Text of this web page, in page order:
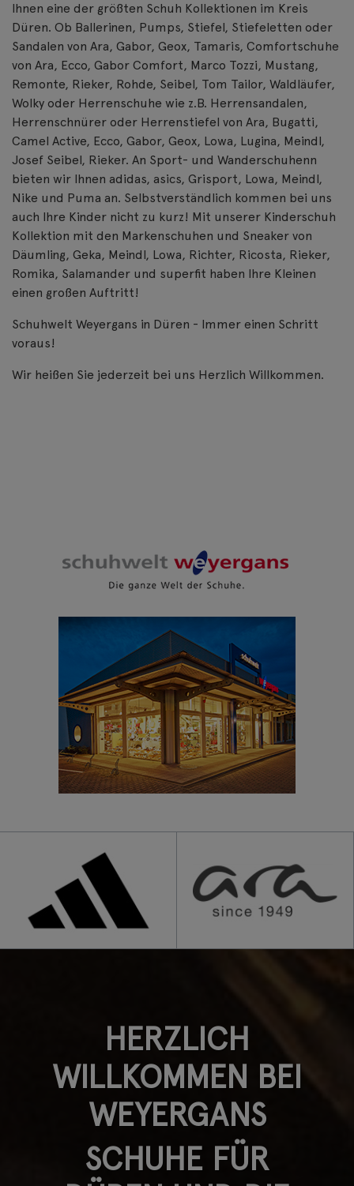
Ihnen eine der größten Schuh Kollektionen im Kreis
Düren. Ob Ballerinen, Pumps, Stiefel, Stiefeletten oder
Sandalen von Ara, Gabor, Geox, Tamaris, Comfortschuhe
von Ara, Ecco, Gabor Comfort, Marco Tozzi, Mustang,
Remonte, Rieker, Rohde, Seibel, Tom Tailor, Waldläufer,
Wolky oder Herrenschuhe wie z.B. Herrensandalen,
Herrenschnürer oder Herrenstiefel von Ara, Bugatti,
Camel Active, Ecco, Gabor, Geox, Lowa, Lugina, Meindl,
Josef Seibel, Rieker. An Sport- und Wanderschuhenn
bieten wir Ihnen adidas, asics, Grisport, Lowa, Meindl,
Nike und Puma an. Selbstverständlich kommen bei uns
auch Ihre Kinder nicht zu kurz! Mit unserer Kinderschuh
Kollektion mit den Markenschuhen und Sneaker von
Däumling, Geka, Meindl, Lowa, Richter, Ricosta, Rieker,
Romika, Salamander und superfit haben Ihre Kleinen
einen großen Auftritt!
Schuhwelt Weyergans in Düren - Immer einen Schritt
voraus!
Wir heißen Sie jederzeit bei uns Herzlich Willkommen.
HERZLICH
WILLKOMMEN BEI
WEYERGANS
SCHUHE FÜR